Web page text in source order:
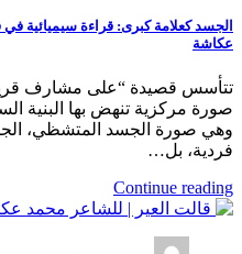
الجسد كعلامة كبرى: قراءة سيميائية
عكاشة
تتأسس قصيدة “على مشارف
صورة مركزية تنهض بها البنية
وهي صورة الجسد المتشظي،
فردية، بل…
Continue reading